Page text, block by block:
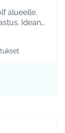
alueelle.
Maastopyöräily on koko perheen harrastus. Idean…
kylät
mukaan: